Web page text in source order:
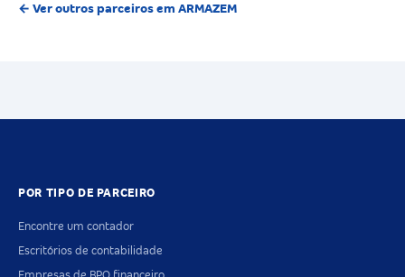
← Ver outros parceiros em ARMAZEM
POR TIPO DE PARCEIRO
Encontre um contador
Escritórios de contabilidade